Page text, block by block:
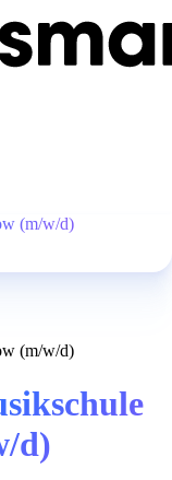
(m/w/d)
(m/w/d)
d)